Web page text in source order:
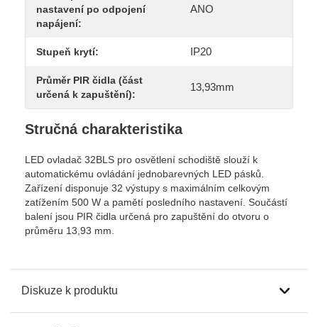
nastavení po odpojení
napájení:
ANO
Stupeň krytí: IP20
Průměr PIR čidla (část
určená k zapuštění):
13,93mm
Stručná charakteristika
LED ovladač 32BLS pro osvětlení schodiště slouží k
automatickému ovládání jednobarevných LED pásků.
Zařízení disponuje 32 výstupy s maximálním celkovým
zatížením 500 W a pamětí posledního nastavení. Součástí
balení jsou PIR čidla určená pro zapuštění do otvoru o
průměru 13,93 mm.
Diskuze k produktu